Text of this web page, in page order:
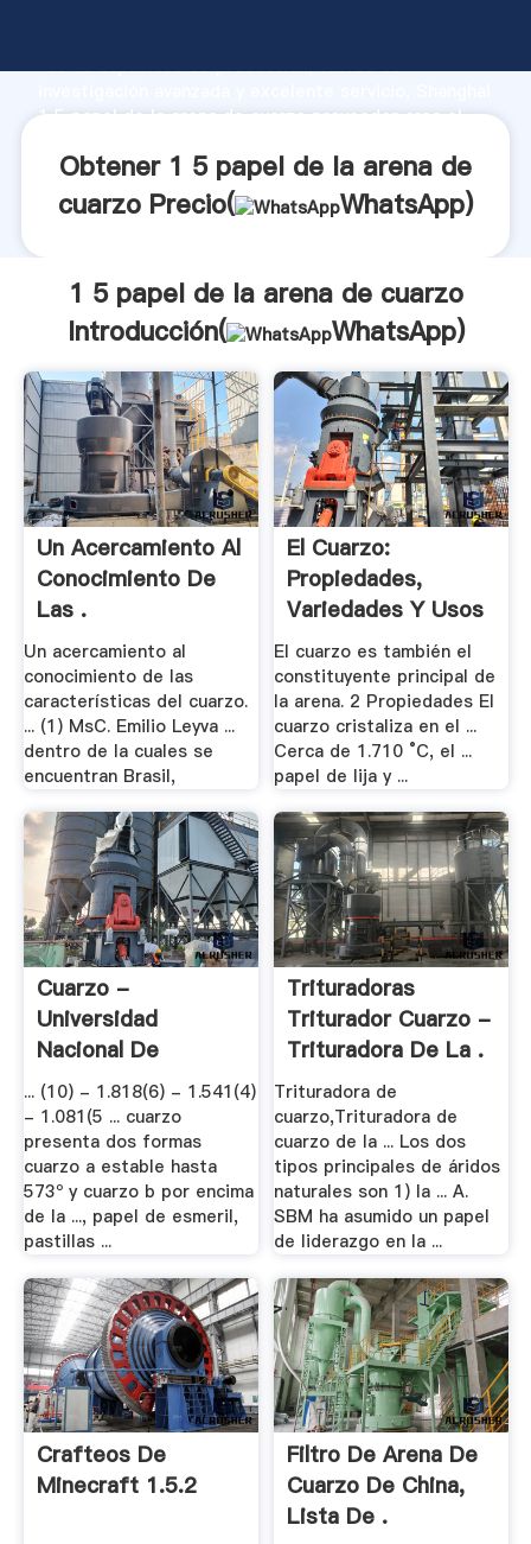
fuerte capacidad de producción, fuerza de
1 5 papel de la arena de cuarzo proveedor crea el
Obtener 1 5 papel de la arena de
cuarzo Precio(
WhatsApp)
1 5 papel de la arena de cuarzo
Introducción(
WhatsApp)
Un Acercamiento Al
Conocimiento De
Las .
Un acercamiento al
conocimiento de las
características del cuarzo.
... (1) MsC. Emilio Leyva ...
dentro de la cuales se
encuentran Brasil,
El Cuarzo:
Propiedades,
Variedades Y Usos
El cuarzo es también el
constituyente principal de
la arena. 2 Propiedades El
cuarzo cristaliza en el ...
Cerca de 1.710 °C, el ...
papel de lija y ...
Cuarzo -
Universidad
Nacional De
Educación A .
... (10) - 1.818(6) - 1.541(4)
- 1.081(5 ... cuarzo
presenta dos formas
cuarzo a estable hasta
573º y cuarzo b por encima
de la ..., papel de esmeril,
pastillas ...
Trituradoras
Triturador Cuarzo -
Trituradora De La .
Trituradora de
cuarzo,Trituradora de
cuarzo de la ... Los dos
tipos principales de áridos
naturales son 1) la ... A.
SBM ha asumido un papel
de liderazgo en la ...
Crafteos De
Minecraft 1.5.2
Filtro De Arena De
Cuarzo De China,
Lista De .